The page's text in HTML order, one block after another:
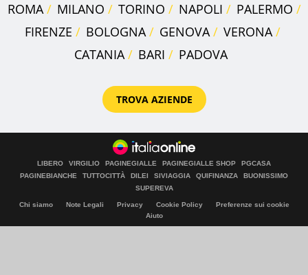
ROMA MILANO TORINO NAPOLI
PALERMO
FIRENZE
BOLOGNA GENOVA
VERONA
CATANIA
BARI PADOVA
TROVA AZIENDE
LIBERO VIRGILIO PAGINEGIALLE PAGINEGIALLE SHOP
PGCASA
PAGINEBIANCHE
TUTTOCITTÀ DILEI SIVIAGGIA QUIFINANZA
BUONISSIMO
SUPEREVA
Chi siamo Note Legali Privacy Cookie Policy
Preferenze sui cookie
Aiuto